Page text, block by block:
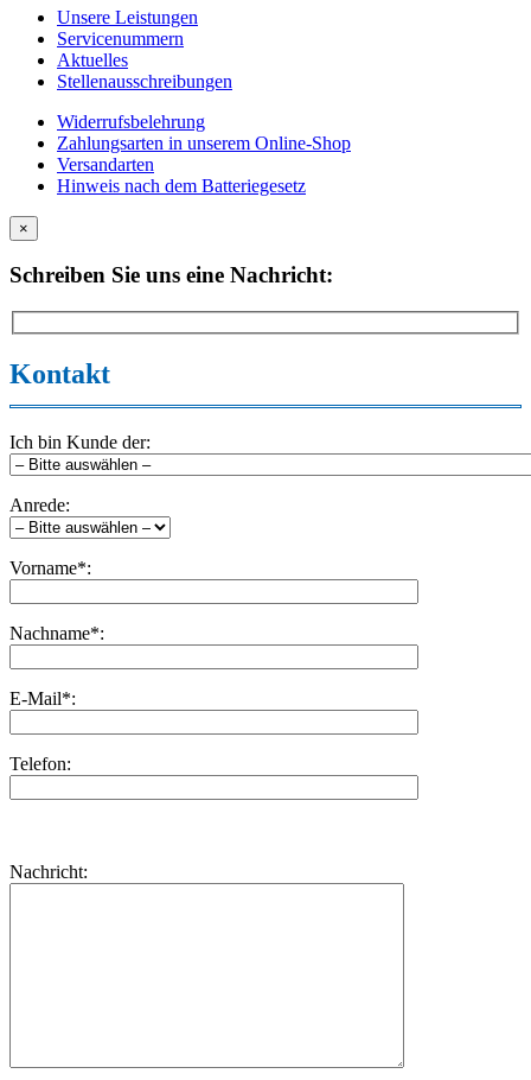
Unsere Leistungen
Servicenummern
Aktuelles
Stellenausschreibungen
Widerrufsbelehrung
Zahlungsarten in unserem Online-Shop
Versandarten
Hinweis nach dem Batteriegesetz
×
Schreiben Sie uns eine Nachricht:
Kontakt
Ich bin Kunde der:
Anrede:
Vorname*:
Nachname*:
E-Mail*:
Telefon:
dieses
lasse
Nachricht: